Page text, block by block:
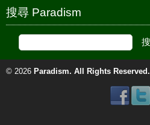
搜尋 Paradism
© 2026 Paradism. All Rights Reserved.